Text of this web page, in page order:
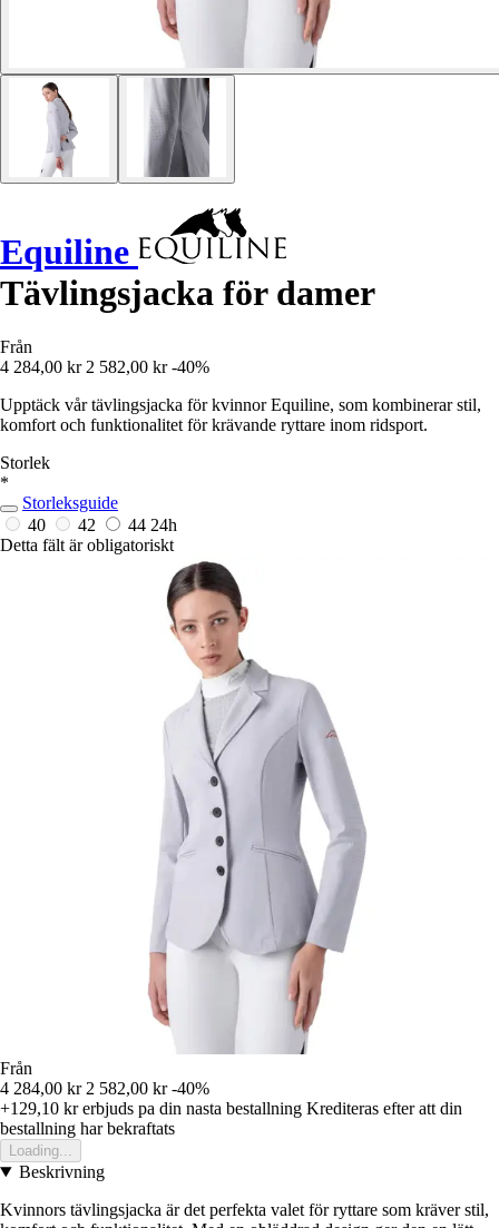
Equiline
Tävlingsjacka för damer
Från
4 284,00 kr 2 582,00 kr -40%
Upptäck vår tävlingsjacka för kvinnor Equiline, som kombinerar stil,
komfort och funktionalitet för krävande ryttare inom ridsport.
Storlek
*
Storleksguide
40
42 44 24h
Detta fält är obligatoriskt
Från
4 284,00 kr 2 582,00 kr -40%
+129,10 krerbjuds pa din nasta bestallning Krediteras efter att din
bestallning har bekraftats
Loading...
Beskrivning
Kvinnors tävlingsjacka är det perfekta valet för ryttare som kräver stil,